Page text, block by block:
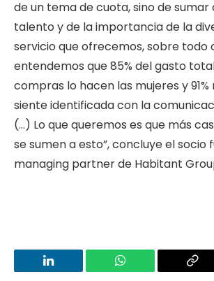
de un tema de cuota, sino de sumar
talento y de la importancia de la
servicio que ofrecemos, sobre todo
entendemos que 85% del gasto
compras lo hacen las mujeres y 91%
siente identificada con la
(…) Lo que queremos es que más
se sumen a esto”, concluye el socio
managing partner de Habitant
LinkedIn WhatsApp